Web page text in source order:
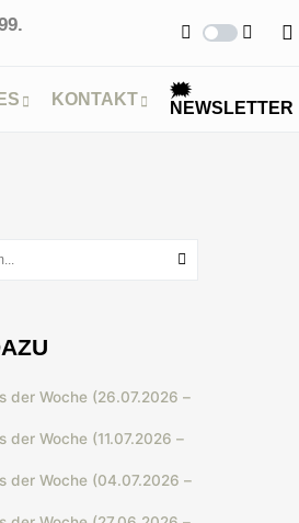
KONTAKT
🗯
NEWSLETTER
der Woche (26.07.2026 –
der Woche (11.07.2026 –
der Woche (04.07.2026 –